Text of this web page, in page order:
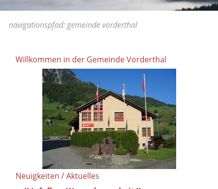
navigationspfad: gemeinde vorderthal
zur Randspalte springen
Willkommen in der Gemeinde Vorderthal
Neuigkeiten / Aktuelles